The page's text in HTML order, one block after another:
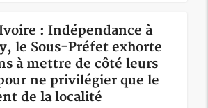
: Indépendance à
le Sous-Préfet exhorte
à mettre de côté leurs
ne privilégier que le
de la localité